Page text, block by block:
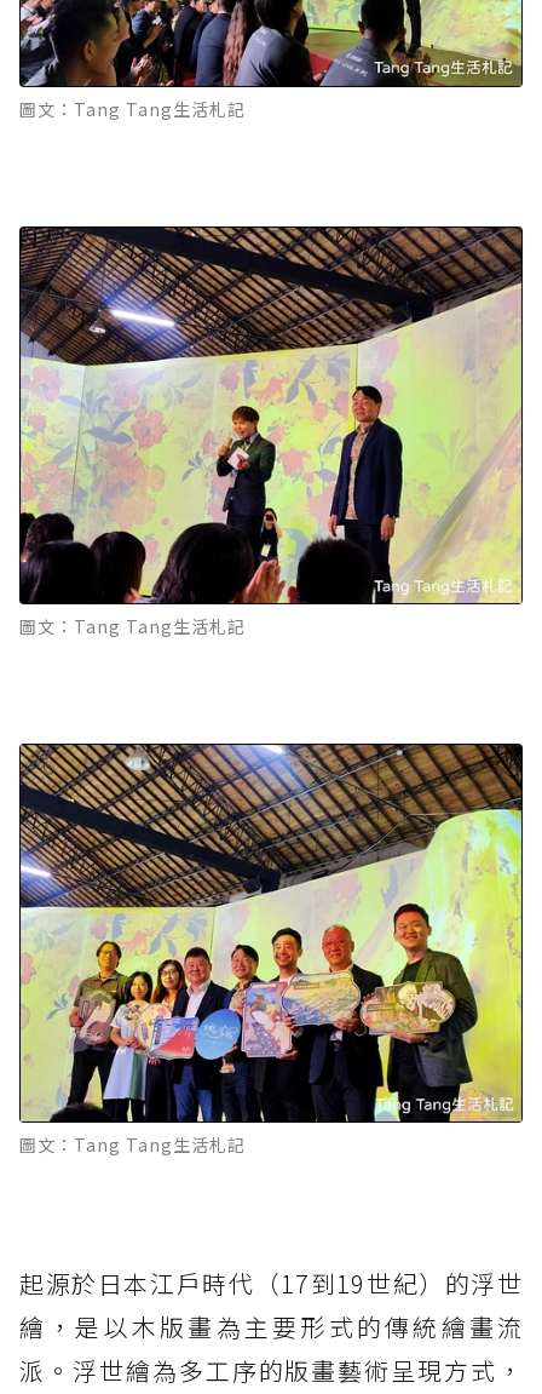
圖文：Tang Tang生活札記
圖文：Tang Tang生活札記
圖文：Tang Tang生活札記
起源於日本江戶時代（17到19世紀）的浮世
繪，是以木版畫為主要形式的傳統繪畫流
派。浮世繪為多工序的版畫藝術呈現方式，